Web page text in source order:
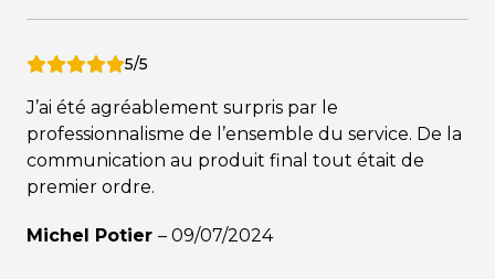
5/5
J’ai été agréablement surpris par le
professionnalisme de l’ensemble du service. De la
communication au produit final tout était de
premier ordre.
Michel Potier – 09/07/2024